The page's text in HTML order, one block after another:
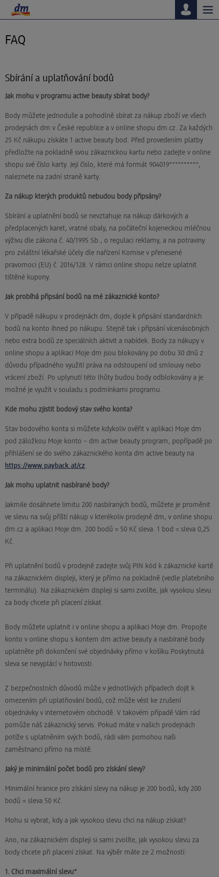
FAQ
Sbírání a uplatňování bodů
Jak mohu v programu active beauty sbírat body?
Body můžete jednoduše a pohodlně sbírat za nákup zboží ve všech
prodejnách dm v České republice a v online shopu dm.cz. Za každých
25 Kč nákupu získáte 1 active beauty bod. Před provedením platby
předložte na pokladně svou zákaznickou kartu nebo zadejte v online
shopu své číslo karty. Její číslo, které má formát 904019**********,
naleznete na zadní straně karty.
Za nákup kterých produktů nebudou body připsány?
Sbírání a uplatnění bodů se nevztahuje na nákup dárkových a
předplacených karet, vratné obaly, na počáteční kojeneckou mléčnou
výživu dle zákona č. 40/1995 Sb., o regulaci reklamy, a na potraviny
pro zvláštní lékařské účely dle nařízení Komise v přenesené
pravomoci (EU) č. 2016/128. V rámci online shopu nelze uplatnit
tištěné kupony.
Jak probíhá připsání bodů na mé zákaznické konto?
V případě nákupu v prodejnách dm, dojde k připsání standardních
bodů na konto ihned po nákupu. Stejně tak i připsání vícenásobných
nebo extra bodů ze speciálních aktivit a nabídek. Body za nákupy v
online shopu a aplikaci Moje dm jsou blokovány po dobu 30 dnů z
důvodu případného využití práva na odstoupení od smlouvy nebo
vrácení zboží. Po uplynutí této lhůty budou body odblokovány a je
možné je využít v souladu s podmínkami programu.
Kde mohu zjistit bodový stav svého konta?
Stav bodového konta si můžete kdykoliv ověřit v aplikaci Moje dm
pod záložkou Moje konto – dm active beauty program, popřípadě po
přihlášení se do svého zákaznického konta dm active beauty na
https://www.payback.at/cz.
Jak mohu uplatnit nasbírané body?
Jakmile dosáhnete limitu 200 nasbíraných bodů, můžete je proměnit
ve slevu na svůj příští nákup v kterékoliv prodejně dm, v online shopu
dm.cz a aplikaci Moje dm. 200 bodů = 50 Kč sleva. 1 bod = sleva 0,25
Kč.
Při uplatnění bodů v prodejně zadejte svůj PIN kód k zákaznické kartě
na zákaznickém displeji, který je přímo na pokladně (vedle platebního
terminálu). Na zákaznickém displeji si sami zvolíte, jak vysokou slevu
za body chcete při placení získat.
Body můžete uplatnit i v online shopu a aplikaci Moje dm. Propojte
konto v online shopu s kontem dm active beauty a nasbírané body
uplatněte při dokončení své objednávky přímo v košíku.Poskytnutá
sleva se nevyplácí v hotovosti.
Z bezpečnostních důvodů může v jednotlivých případech dojít k
omezením při uplatňování bodů, což může vést ke zrušení
objednávky v internetovém obchodě. V takovém případě Vám rád
pomůže náš zákaznický servis. Pokud máte v našich prodejnách
potíže s uplatněním svých bodů, rádi vám pomohou naši
zaměstnanci přímo na místě.
Jaký je minimální počet bodů pro získání slevy?
Minimální hranice pro získání slevy na nákup je 200 bodů, kdy 200
bodů = sleva 50 Kč.
Mohu si vybrat, kdy a jak vysokou slevu chci na nákup získat?
Ano, na zákaznickém displeji si sami zvolíte, jak vysokou slevu za
body chcete při placení získat. Na výběr máte ze 2 možností:
1. Chci maximální slevu*